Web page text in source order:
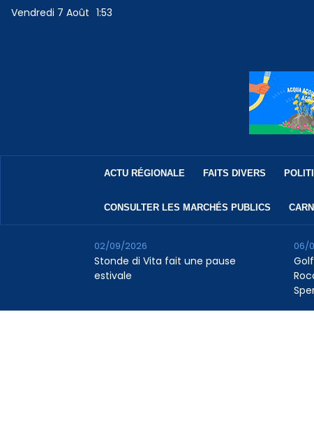
Vendredi 7 Août 1:53
ACTU RÉGIONALE FAITS DIVERS
CONSULTER LES MARCHÉS PUBLICS
Stonde di Vita fait une pause
estivale
02/09/2026 06/